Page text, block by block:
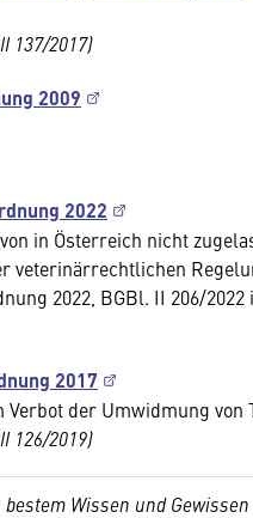
137/2017)
2009
2022
in Österreich nicht
veterinärrechtlichen
2022, BGBl. II 206/2022
2017
der Umwidmung
126/2019)
Wissen und